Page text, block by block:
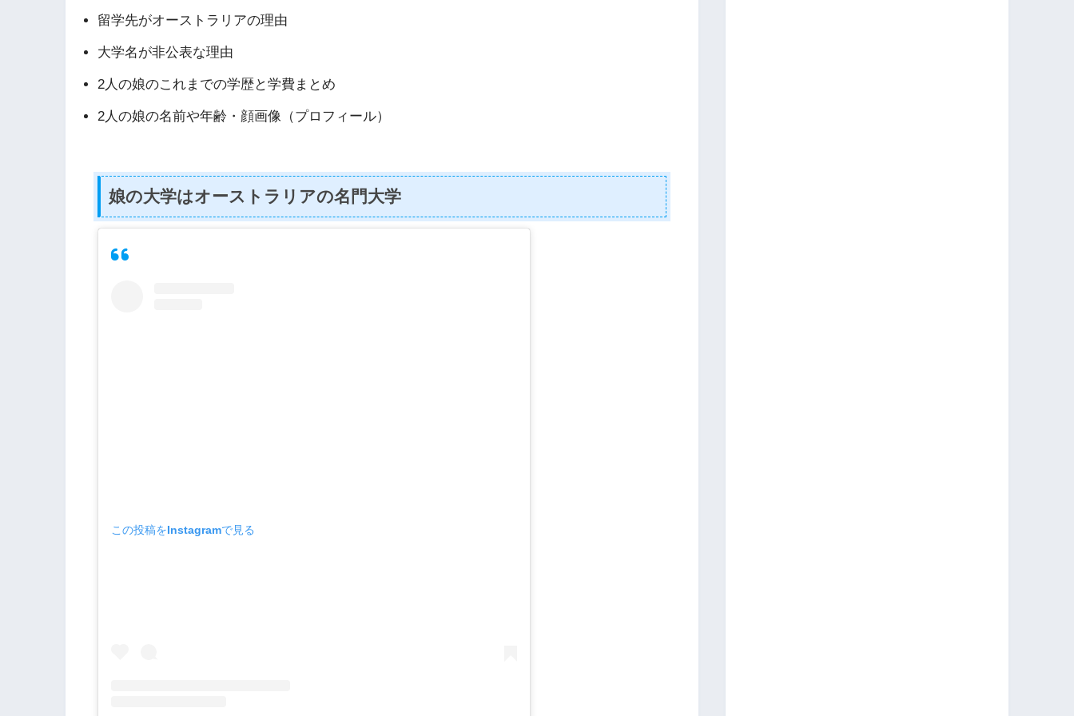
留学先がオーストラリアの理由
大学名が非公表な理由
2人の娘のこれまでの学歴と学費まとめ
2人の娘の名前や年齢・顔画像（プロフィール）
娘の大学はオーストラリアの名門大学
この投稿をInstagramで見る